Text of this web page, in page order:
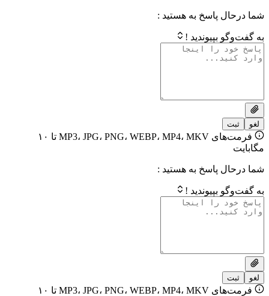
پاسخ به هستید :
!
فرمت‌های MP3، JPG، PNG، WEBP، MP4، MKV تا ۱۰
پاسخ به هستید :
!
فرمت‌های MP3، JPG، PNG، WEBP، MP4، MKV تا ۱۰